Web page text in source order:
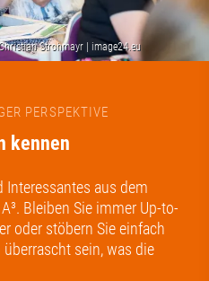
PERSPEKTIVE
kennen
Interessantes aus dem
Bleiben Sie immer Up-to-
oder stöbern Sie einfach
sein, was die